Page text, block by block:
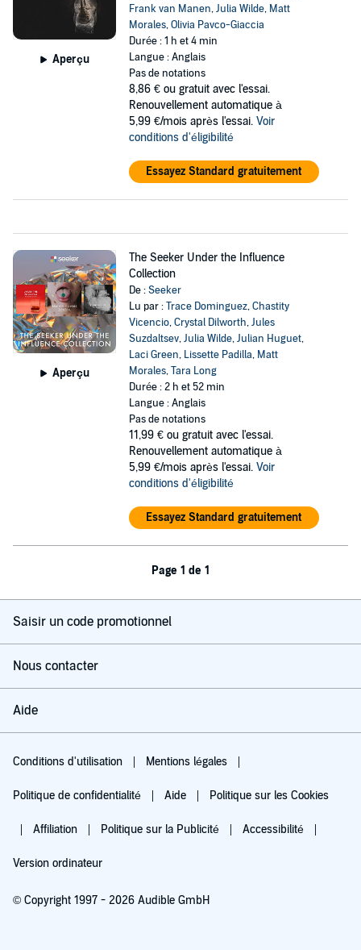
Aperçu
Frank van Manen,Julia Wilde, Matt
Morales,Olivia Pavco-Giaccia
Durée : 1 h et 4 min
Langue : Anglais
Pas de notations
8,86 € ou gratuit avec l'essai.
Renouvellement automatique à
5,99 €/mois après l'essai. Voir
conditions d'éligibilité
Essayez Standard gratuitement
Aperçu
The Seeker Under the Influence
Collection
De :Seeker
Lu par :Trace Dominguez,Chastity
Vicencio,Crystal Dilworth,Jules
Suzdaltsev,Julia Wilde,Julian Huguet,
Laci Green, Lissette Padilla, Matt
Morales,Tara Long
Durée : 2 h et 52 min
Langue : Anglais
Pas de notations
11,99 € ou gratuit avec l'essai.
Renouvellement automatique à
5,99 €/mois après l'essai. Voir
conditions d'éligibilité
Essayez Standard gratuitement
Page 1 de 1
Saisir un code promotionnel
Nous contacter
Aide
Conditions d'utilisation Mentions légales
Politique de confidentialité Aide Politique sur les Cookies
Affiliation Politique sur la Publicité Accessibilité
Version ordinateur
© Copyright 1997 - 2026 Audible GmbH